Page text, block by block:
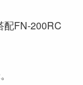
配FN-200RC